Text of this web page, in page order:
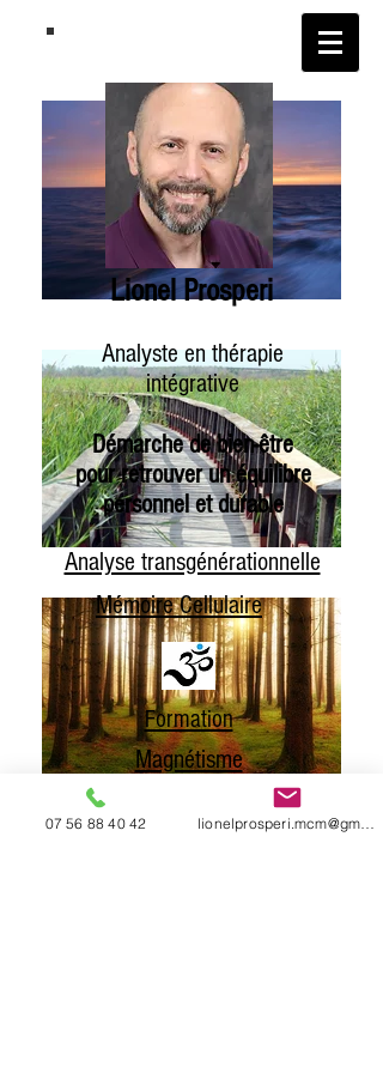
Analyste en thérapie
intégrative
Démarche de bien-être
pour retrouver un équilibre
personnelet durable
Lionel Prosperi
Analyse transgénérationnelle
Mémoire Cellulaire
Formation
Magnétisme
07 56 88 40 42